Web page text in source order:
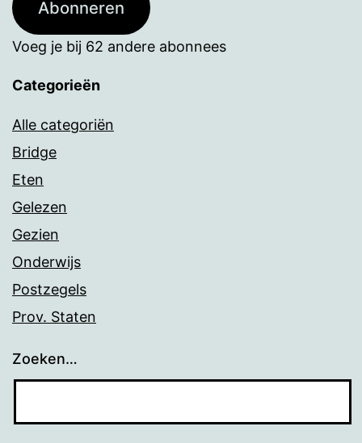
Abonneren
Voeg je bij 62 andere abonnees
Categorieën
Alle categoriën
Bridge
Eten
Gelezen
Gezien
Onderwijs
Postzegels
Prov. Staten
Zoeken…